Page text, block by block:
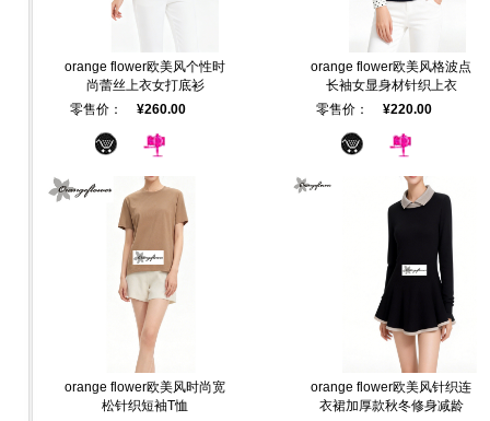
orange flower欧美风个性时
尚蕾丝上衣女打底衫
零售价：
¥260.00
orange flower欧美风格波点
长袖女显身材针织上衣
零售价：
¥220.00
orange flower欧美风时尚宽
松针织短袖T恤
orange flower欧美风针织连
衣裙加厚款秋冬修身减龄